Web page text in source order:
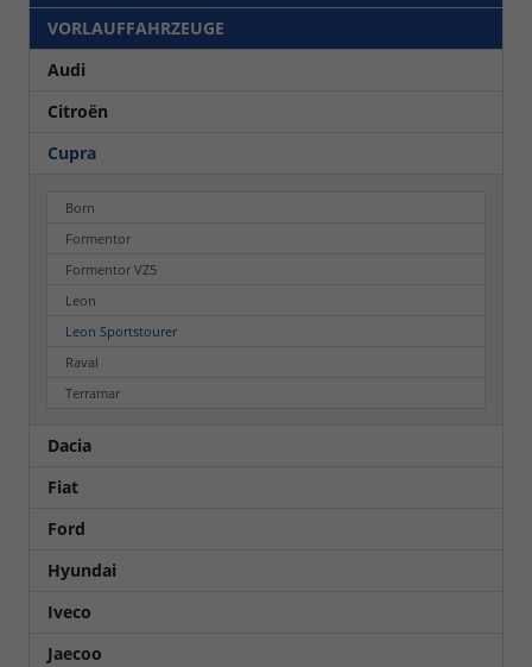
VORLAUFFAHRZEUGE
Audi
Citroën
Cupra
Born
Formentor
Formentor VZ5
Leon
Leon Sportstourer
Raval
Terramar
Dacia
Fiat
Ford
Hyundai
Iveco
Jaecoo